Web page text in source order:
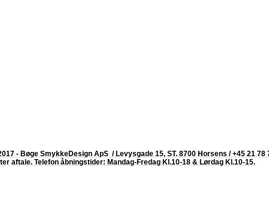
- Bøge SmykkeDesign ApS / Levysgade 15, ST. 8700 Horsens / +45 21
aftale. Telefon åbningstider: Mandag-Fredag Kl.10-18 & Lørdag Kl.10-15.